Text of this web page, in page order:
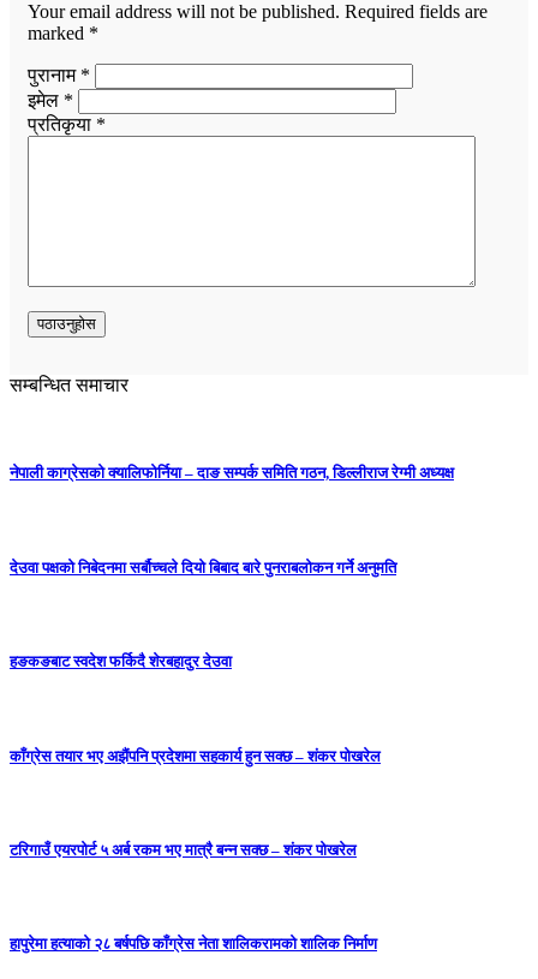
Your email address will not be published. Required fields are
marked *
पुरानाम *
इमेल *
प्रतिकृया *
सम्बन्धित समाचार
नेपाली काग्रेसको क्यालिफोर्निया – दाङ सम्पर्क समिति गठन, डिल्लीराज रेग्मी अध्यक्ष
देउवा पक्षको निबेदनमा सर्बौच्चले दियो बिबाद बारे पुनराबलोकन गर्ने अनुमति
हङकङबाट स्वदेश फर्किदै शेरबहादुर देउवा
काँग्रेस तयार भए अझैंपनि प्रदेशमा सहकार्य हुन सक्छ – शंकर पोखरेल
टरिगाउँ एयरपोर्ट ५ अर्ब रकम भए मात्रै बन्न सक्छ – शंकर पोखरेल
हापुरेमा हत्याको २८ बर्षपछि काँग्रेस नेता शालिकरामको शालिक निर्माण